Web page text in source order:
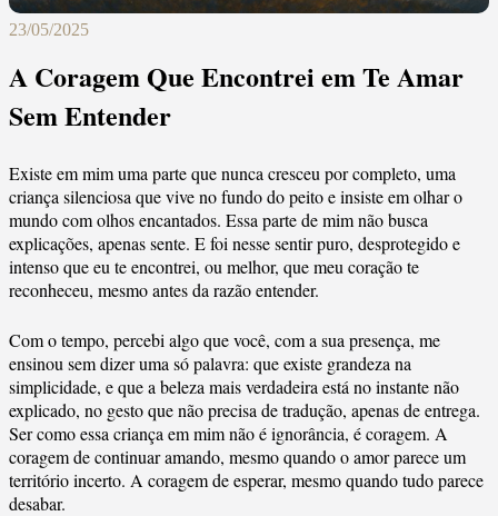
23/05/2025
A Coragem Que Encontrei em Te Amar
Sem Entender
Existe em mim uma parte que nunca cresceu por completo, uma
criança silenciosa que vive no fundo do peito e insiste em olhar o
mundo com olhos encantados. Essa parte de mim não busca
explicações, apenas sente. E foi nesse sentir puro, desprotegido e
intenso que eu te encontrei, ou melhor, que meu coração te
reconheceu, mesmo antes da razão entender.
Com o tempo, percebi algo que você, com a sua presença, me
ensinou sem dizer uma só palavra: que existe grandeza na
simplicidade, e que a beleza mais verdadeira está no instante não
explicado, no gesto que não precisa de tradução, apenas de entrega.
Ser como essa criança em mim não é ignorância, é coragem. A
coragem de continuar amando, mesmo quando o amor parece um
território incerto. A coragem de esperar, mesmo quando tudo parece
desabar.